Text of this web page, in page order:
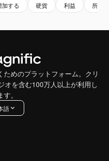
加する 硬貨 利益 所得
めのプラットフォーム。クリ
オを含む100万人以上が利用し
。
語